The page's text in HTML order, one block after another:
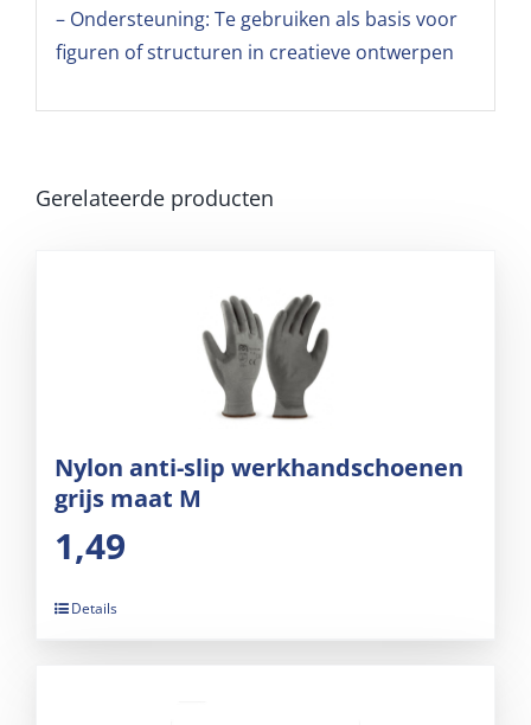
– Ondersteuning: Te gebruiken als basis voor
figuren of structuren in creatieve ontwerpen
Gerelateerde producten
Nylon anti-slip werkhandschoenen
grijs maat M
1,49
Details